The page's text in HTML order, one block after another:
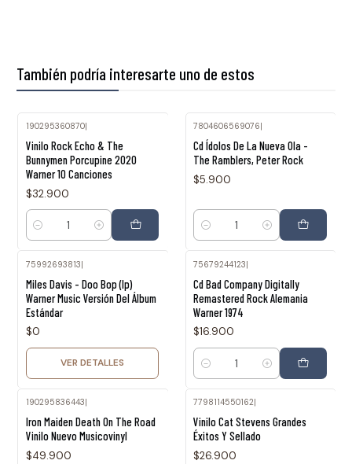
También podría interesarte uno de estos
190295360870|
Vinilo Rock Echo & The
Bunnymen Porcupine 2020
Warner 10 Canciones
$32.900
Cantidad
7804606569076|
Cd Ídolos De La Nueva Ola -
The Ramblers, Peter Rock
$5.900
Cantidad
75992693813|
Miles Davis - Doo Bop (lp)
Warner Music Versión Del Álbum
Estándar
$0
VER DETALLES
75679244123|
Cd Bad Company Digitally
Remastered Rock Alemania
Warner 1974
$16.900
Cantidad
190295836443
Iron Maiden Death On The Road
Vinilo Nuevo Musicovinyl
$49.900
7798114550162
Vinilo Cat Stevens Grandes
Éxitos Y Sellado
$26.900